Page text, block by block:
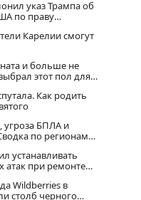
указ Трампа об
по праву
Карелии смогут
и больше не
этот пол для
Как родить
угроза БПЛА и
по регионам
устанавливать
атак при ремонте
Wildberries в
столб черного